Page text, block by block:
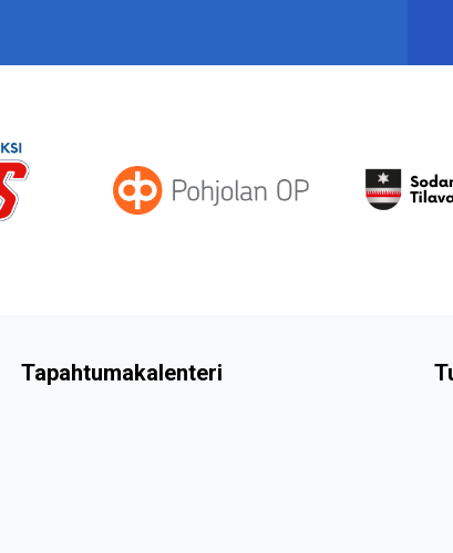
Tapahtumakalenteri